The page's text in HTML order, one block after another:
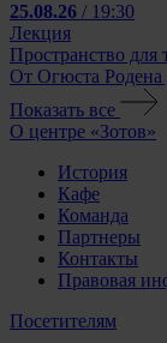
25.08.26 / 19:30
Лекция
Пространство для
От Огюста
Показать все
О центре «Зотов»
История
Кафе
Команда
Партнеры
Контакты
Правовая
Посетителям